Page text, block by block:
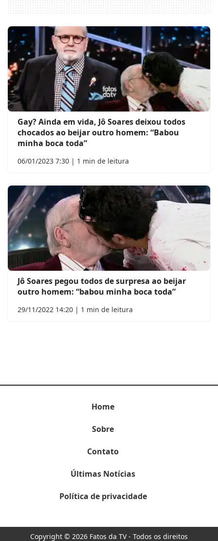
Gay? Ainda em vida, Jô Soares deixou todos
chocados ao beijar outro homem: “Babou
minha boca toda”
06/01/2023 7:30 | 1 min de leitura
Jô Soares pegou todos de surpresa ao beijar
outro homem: “babou minha boca toda”
29/11/2022 14:20 | 1 min de leitura
Home
Sobre
Contato
Últimas Notícias
Política de privacidade
Copyright © 2026 Fatos da TV - Todos os direitos